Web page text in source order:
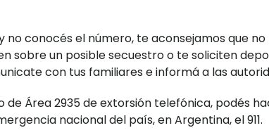
no conocés el número, te aconsejamos que
un posible secuestro o te soliciten
con tus familiares e informá a las
de Área 2935 de extorsión telefónica, podés
nacional del país, en Argentina, el 911.